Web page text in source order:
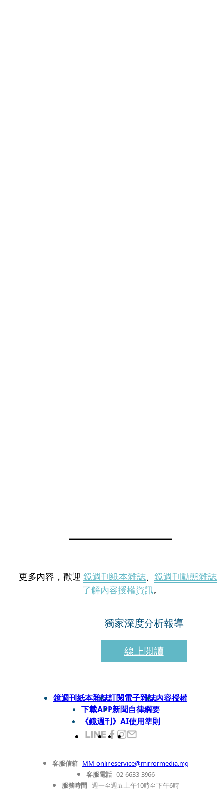
更多內容，歡迎 鏡週刊紙本雜誌、 鏡週刊動態雜誌
了解內容授權資訊。
獨家深度分析報導
線上閱讀
鏡週刊紙本雜誌訂閱電子雜誌內容授權
下載APP新聞自律綱要
《鏡週刊》AI使用準則
客服信箱 MM-onlineservice@mirrormedia.mg
客服電話 02-6633-3966
服務時間 週一至週五上午10時至下午6時